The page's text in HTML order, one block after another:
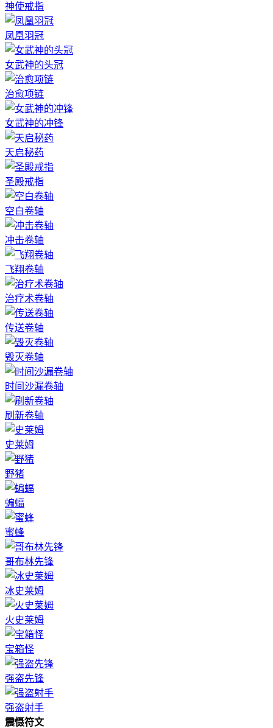
神使戒指
凤凰羽冠
女武神的头冠
治愈项链
女武神的冲锋
天启秘药
圣殿戒指
空白卷轴
冲击卷轴
飞翔卷轴
治疗术卷轴
传送卷轴
毁灭卷轴
时间沙漏卷轴
刷新卷轴
史莱姆
野猪
蝙蝠
蜜蜂
哥布林先锋
冰史莱姆
火史莱姆
宝箱怪
强盗先锋
强盗射手
震慑符文